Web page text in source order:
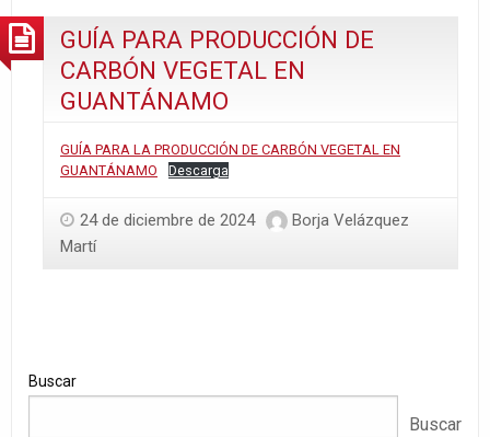
GUANTÁNAMO
GUÍA PARA PRODUCCIÓN DE
CARBÓN VEGETAL EN
GUANTÁNAMO
GUÍA PARA LA PRODUCCIÓN DE CARBÓN VEGETAL EN
GUANTÁNAMO
Descarga
24 de diciembre de 2024
Borja Velázquez
Martí
Buscar
Buscar